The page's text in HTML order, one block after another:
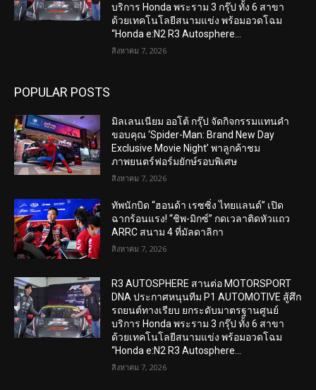
บริการ Honda พระราม 3 กรุ๊ป ทั้ง 6 สาขา
ด้วยเทคโนโลยีสนามแข่ง พร้อมอวดโฉม
“Honda e:N2 R3 Autosphere...
สิงหาคม 7, 2026
POPULAR POSTS
มิลเลนเนียม ออโต้ กรุ๊ป จัดกิจกรรมแทนคำ
ขอบคุณ ‘Spider-Man: Brand New Day
Exclusive Movie Night’ พาลูกค้าชม
ภาพยนตร์ฟอร์มยักษ์รอบพิเศษ
สิงหาคม 7, 2026
ทัพนักบิด “ฮอนด้า เรซซิ่ง ไทยแลนด์” เปิด
ฉากร้อนแรง! “ชิพ-มิกซ์” กดเวลาติดหัวแถว
ARRC สนาม 4 ที่มัลดาลิกา
สิงหาคม 7, 2026
R3 AUTOSPHERE สานต่อ MOTORSPORT
DNA ประกาศหนุนทีม P1 AUTOMOTIVE สู้ศึก
รถยนต์ทางเรียบ ยกระดับมาตรฐานศูนย์
บริการ Honda พระราม 3 กรุ๊ป ทั้ง 6 สาขา
ด้วยเทคโนโลยีสนามแข่ง พร้อมอวดโฉม
“Honda e:N2 R3 Autosphere...
สิงหาคม 7, 2026